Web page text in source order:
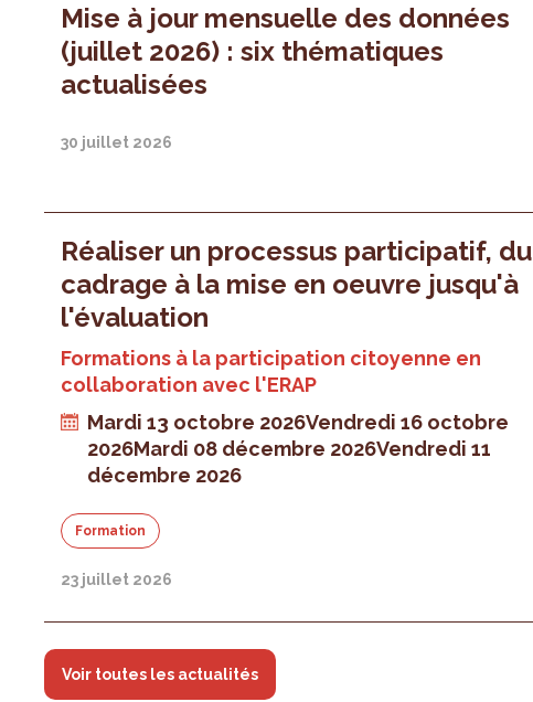
Mise à jour mensuelle des données
(juillet 2026) : six thématiques
actualisées
30 juillet 2026
Réaliser un processus participatif, du
cadrage à la mise en oeuvre jusqu'à
l'évaluation
Formations à la participation citoyenne en
collaboration avec l'ERAP
Mardi 13 octobre 2026Vendredi 16 octobre
2026Mardi 08 décembre 2026Vendredi 11
décembre 2026
Formation
23 juillet 2026
Voir toutes les actualités